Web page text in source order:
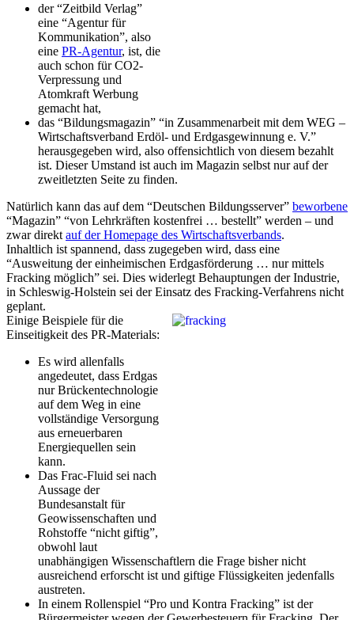
der “Zeitbild Verlag”
eine “Agentur für
Kommunikation”, also
eine PR-Agentur, ist, die
auch schon für CO2-
Verpressung und
Atomkraft Werbung
gemacht hat,
das “Bildungsmagazin” “in Zusammenarbeit mit dem WEG –
Wirtschaftsverband Erdöl- und Erdgasgewinnung e. V.”
herausgegeben wird, also offensichtlich von diesem bezahlt
ist. Dieser Umstand ist auch im Magazin selbst nur auf der
zweitletzten Seite zu finden.
Natürlich kann das auf dem “Deutschen Bildungsserver” beworbene
“Magazin” “von Lehrkräften kostenfrei … bestellt” werden – und
zwar direkt auf der Homepage des Wirtschaftsverbands.
Inhaltlich ist spannend, dass zugegeben wird, dass eine
“Ausweitung der einheimischen Erdgasförderung … nur mittels
Fracking möglich” sei. Dies widerlegt Behauptungen der Industrie,
in Schleswig-Holstein sei der Einsatz des Fracking-Verfahrens nicht
geplant.
Einige Beispiele für die
Einseitigkeit des PR-Materials:
Es wird allenfalls
angedeutet, dass Erdgas
nur Brückentechnologie
auf dem Weg in eine
vollständige Versorgung
aus erneuerbaren
Energiequellen sein
kann.
Das Frac-Fluid sei nach
Aussage der
Bundesanstalt für
Geowissenschaften und
Rohstoffe “nicht giftig”,
obwohl laut
unabhängigen Wissenschaftlern die Frage bisher nicht
ausreichend erforscht ist und giftige Flüssigkeiten jedenfalls
austreten.
In einem Rollenspiel “Pro und Kontra Fracking” ist der